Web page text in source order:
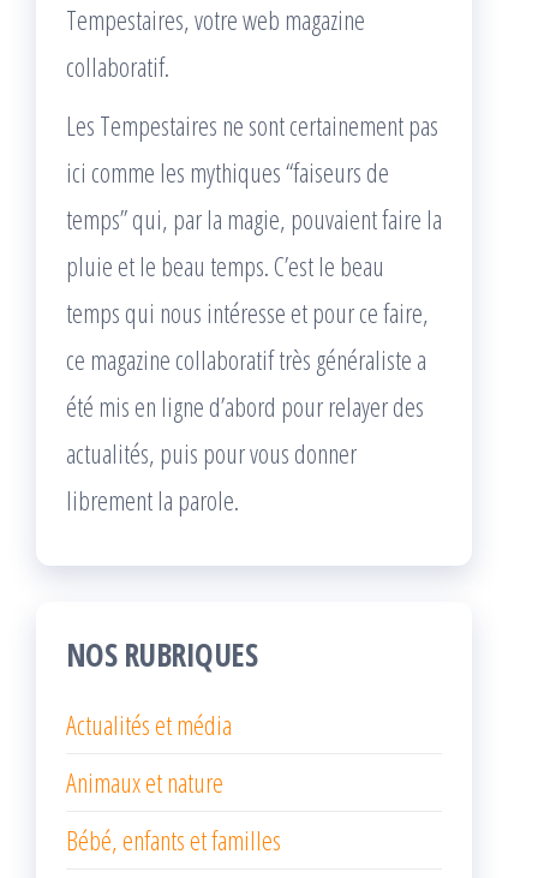
Tempestaires, votre web magazine
collaboratif.
Les Tempestaires ne sont certainement pas
ici comme les mythiques “faiseurs de
temps” qui, par la magie, pouvaient faire la
pluie et le beau temps. C’est le beau
temps qui nous intéresse et pour ce faire,
ce magazine collaboratif très généraliste a
été mis en ligne d’abord pour relayer des
actualités, puis pour vous donner
librement la parole.
NOS RUBRIQUES
Actualités et média
Animaux et nature
Bébé, enfants et familles